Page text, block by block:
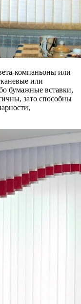
компаньоны или
или
бумажные вставки,
зато способны